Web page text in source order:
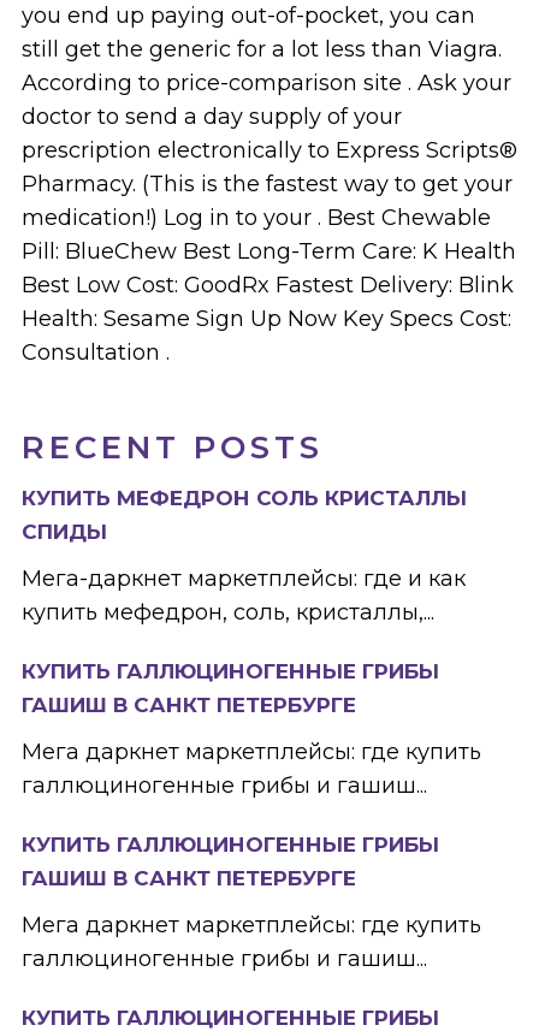
RECENT POSTS
КУПИТЬ МЕФЕДРОН СОЛЬ КРИСТАЛЛЫ
СПИДЫ
Мега-даркнет маркетплейсы: где и как
купить мефедрон, соль, кристаллы,...
КУПИТЬ ГАЛЛЮЦИНОГЕННЫЕ ГРИБЫ
ГАШИШ В САНКТ ПЕТЕРБУРГЕ
Мега даркнет маркетплейсы: где купить
галлюциногенные грибы и гашиш...
КУПИТЬ ГАЛЛЮЦИНОГЕННЫЕ ГРИБЫ
ГАШИШ В САНКТ ПЕТЕРБУРГЕ
Мега даркнет маркетплейсы: где купить
галлюциногенные грибы и гашиш...
КУПИТЬ ГАЛЛЮЦИНОГЕННЫЕ ГРИБЫ
you end up paying out-of-pocket, you can
still get the generic for a lot less than Viagra.
According to price-comparison site . Ask your
doctor to send a day supply of your
prescription electronically to Express Scripts®
Pharmacy. (This is the fastest way to get your
medication!) Log in to your . Best Chewable
Pill: BlueChew Best Long-Term Care: K Health
Best Low Cost: GoodRx Fastest Delivery: Blink
Health: Sesame Sign Up Now Key Specs Cost:
Consultation .